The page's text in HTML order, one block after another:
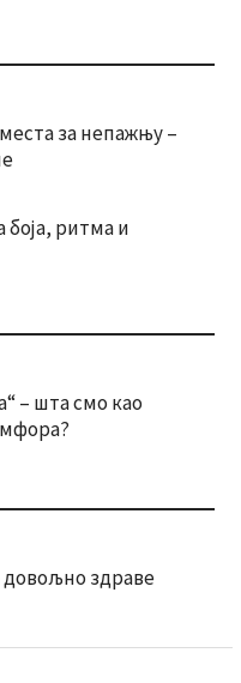
за непажњу –
ритма и
– шта смо као
довољно здраве